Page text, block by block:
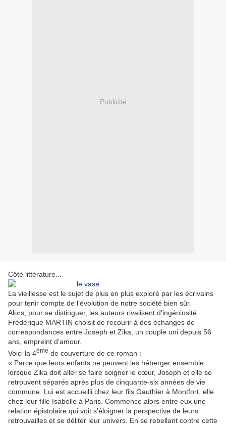
Publicité
Côté littérature...
La vieillesse est le sujet de plus en plus exploré par les écrivains
pour tenir compte de l’évolution de notre société bien sûr.
Alors, pour se distinguer, les auteurs rivalisent d’ingéniosité.
Frédérique MARTIN choisit de recourir à des échanges de
correspondances entre Joseph et Zika, un couple uni depuis 56
ans, empreint d’amour.
Voici la 4ème de couverture de ce roman :
« Parce que leurs enfants ne peuvent les héberger ensemble
lorsque Zika doit aller se faire soigner le cœur, Joseph et elle se
retrouvent séparés après plus de cinquante-six années de vie
commune. Lui est accueilli chez leur fils Gauthier à Montfort, elle
chez leur fille Isabelle à Paris. Commence alors entre eux une
relation épistolaire qui voit s'éloigner la perspective de leurs
retrouvailles et se déliter leur univers. En se rebellant contre cette